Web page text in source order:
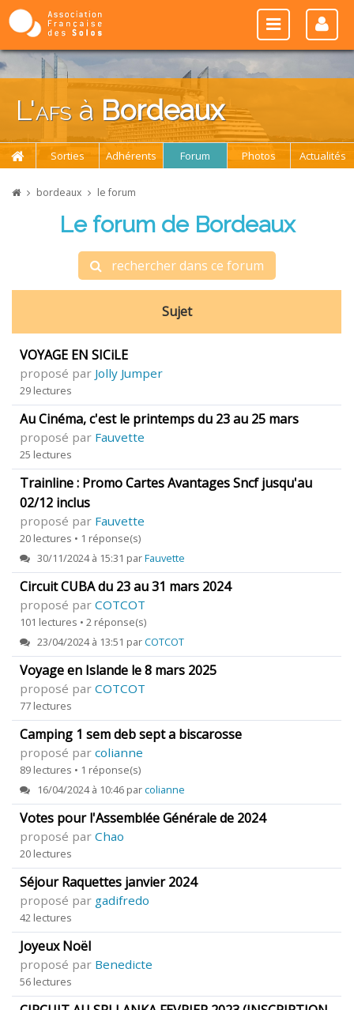
L'afs à Bordeaux
Sorties Adhérents Forum Photos Actualités
bordeaux le forum
Le forum de Bordeaux
rechercher dans ce forum
Sujet
VOYAGE EN SICiLE
proposé par Jolly Jumper
29 lectures
Au Cinéma, c'est le printemps du 23 au 25 mars
proposé par Fauvette
25 lectures
Trainline : Promo Cartes Avantages Sncf jusqu'au
02/12 inclus
proposé par Fauvette
20 lectures • 1 réponse(s)
30/11/2024 à 15:31 parFauvette
Circuit CUBA du 23 au 31 mars 2024
proposé par COTCOT
101 lectures • 2 réponse(s)
23/04/2024 à 13:51 parCOTCOT
Voyage en Islande le 8 mars 2025
proposé par COTCOT
77 lectures
Camping 1 sem deb sept a biscarosse
proposé par colianne
89 lectures • 1 réponse(s)
16/04/2024 à 10:46 parcolianne
Votes pour l'Assemblée Générale de 2024
proposé par Chao
20 lectures
Séjour Raquettes janvier 2024
proposé par gadifredo
42 lectures
Joyeux Noël
proposé par Benedicte
56 lectures